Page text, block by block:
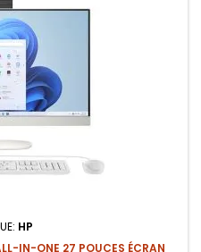
HP
IN-ONE 27 POUCES ÉCRAN